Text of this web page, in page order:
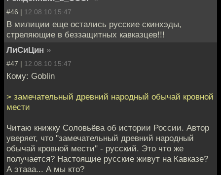
#46 | 12.08.10 15:47
В милиции еще остались русские скинхэды,
стреляющие в беззащитных кавказцев!!!
ЛиСиЦин »
#47 | 12.08.10 15:47
Кому: Goblin
> замечательный древний народный обычай кровной
мести
Читаю книжку Соловьёва об истории России. Автор
уверяет, что "замечательный древний народный
обычай кровной мести" - русский. Это что же
получается? Настоящие русские живут на Кавказе?
А этааа... А мы кто?